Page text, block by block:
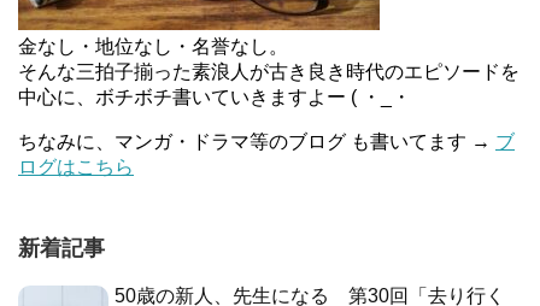
金なし・地位なし・名誉なし。
そんな三拍子揃った素浪人が古き良き時代のエピソードを
中心に、ボチボチ書いていきますよー ( ・_・
ちなみに、マンガ・ドラマ等のブログ も書いてます → ブ
ログはこちら
新着記事
50歳の新人、先生になる 第30回「去り行く